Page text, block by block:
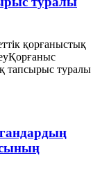
қорғаныстық
тапсырыс туралы